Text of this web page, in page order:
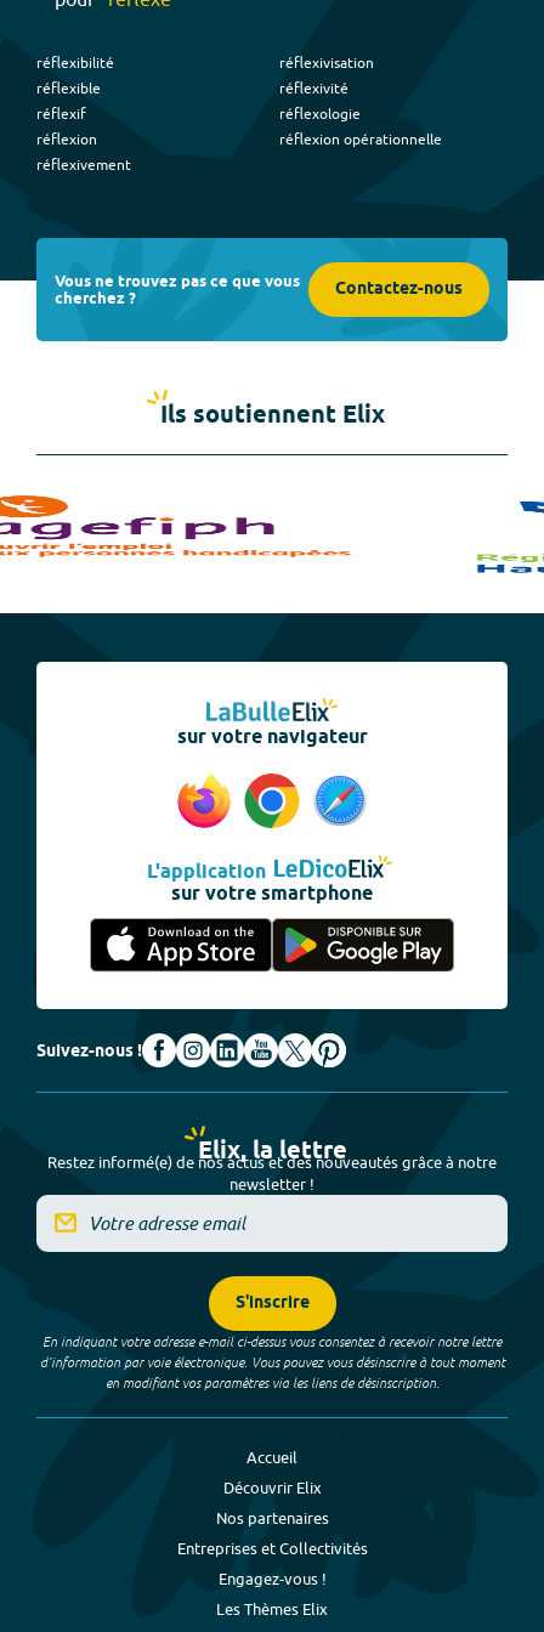
réflexibilité
réflexible
réflexif
réflexion
réflexivement
réflexivisation
réflexivité
réflexologie
réflexion opérationnelle
Vous ne trouvez pas ce que vous
cherchez ? Contactez-nous
Ils soutiennent Elix
sur votre navigateur
L'application
sur votre smartphone
Suivez-nous !
Elix, la lettre
Restez informé(e) de nos actus et des nouveautés grâce à notre
newsletter !
S'inscrire
En indiquant votre adresse e-mail ci-dessus vous consentez à recevoir notre lettre
d’information par voie électronique. Vous pouvez vous désinscrire à tout moment
en modifiant vos paramètres via les liens de désinscription.
Accueil
Découvrir Elix
Nos partenaires
Entreprises et Collectivités
Engagez-vous !
Les Thèmes Elix